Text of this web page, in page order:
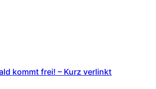
kommt frei! – Kurz verlinkt